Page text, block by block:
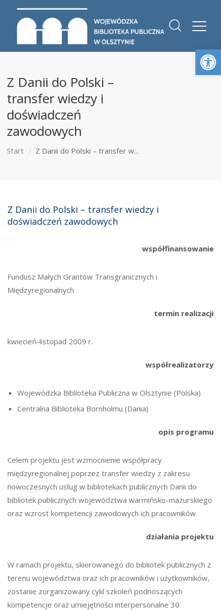
Z Danii do Polski –
transfer wiedzy i
doświadczeń
zawodowych
Start Z Danii do Polski – transfer w...
Z Danii do Polski – transfer wiedzy i
doświadczeń zawodowych
współfinansowanie
Fundusz Małych Grantów Transgranicznych i
Międzyregionalnych
termin realizacji
kwiecień-listopad 2009 r.
współrealizatorzy
Wojewódzka Biblioteka Publiczna w Olsztynie (Polska)
Centralna Biblioteka Bornholmu (Dania)
opis programu
Celem projektu jest wzmocnienie współpracy
międzyregionalnej poprzez transfer wiedzy z zakresu
nowoczesnych usług w bibliotekach publicznych Danii do
bibliotek publicznych województwa warmińsko-mazurskiego
oraz wzrost kompetencji zawodowych ich pracowników.
działania projektu
W ramach projektu, skierowanego do bibliotek publicznych z
terenu województwa oraz ich pracowników i użytkowników,
zostanie zorganizowany cykl szkoleń podnoszących
kompetencje oraz umiejętności interpersonalne 30